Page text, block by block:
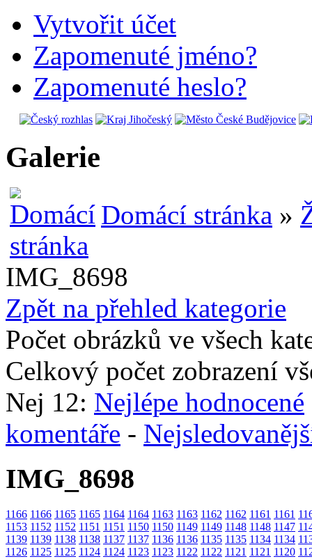
Vytvořit účet
Zapomenuté jméno?
Zapomenuté heslo?
Galerie
Domácí stránka »
IMG_8698
Zpět na přehled kategorie
Počet obrázků ve všech
Celkový počet zobrazení
Nej 12: Nejlépe hodnocené
komentáře -
IMG_8698
1166 1166 1165 1165 1164 1164 1163 1163 1162 1162 1161 1161
1153 1152 1152 1151 1151 1150 1150 1149 1149 1148 1148 1147
1139 1139 1138 1138 1137 1137 1136 1136 1135 1135 1134 1134
1126 1125 1125 1124 1124 1123 1123 1122 1122 1121 1121 1120